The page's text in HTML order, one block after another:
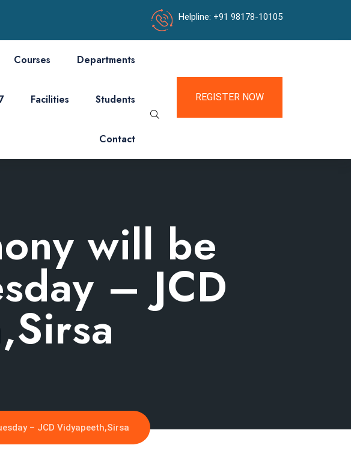
Helpline: +91 98178-10105
Courses Departments
Facilities Students
Contact
REGISTER NOW
will be
– JCD
– JCD Vidyapeeth,Sirsa